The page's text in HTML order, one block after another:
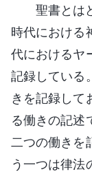
聖書とは
時代における
代におけるヤ
記録している
きを記録して
る働きの記述
二つの働きを
う一つは律法